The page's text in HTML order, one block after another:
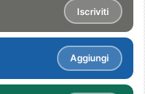
Iscriviti
Aggiungi